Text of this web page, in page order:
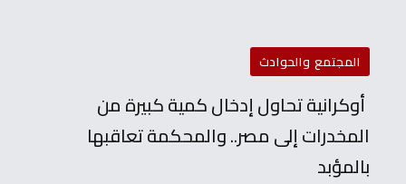
المجتمع والحوادث
أوكرانية تحاول إدخال كمية كبيرة من
المخدرات إلى مصر.. والمحكمة تعاقبها
بالمؤبد